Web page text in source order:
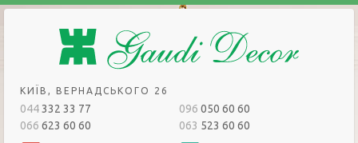
КИЇВ, ВЕРНАДСЬКОГО 26
044332 33 77 096 050 60 60
066 623 60 60 063 523 60 60